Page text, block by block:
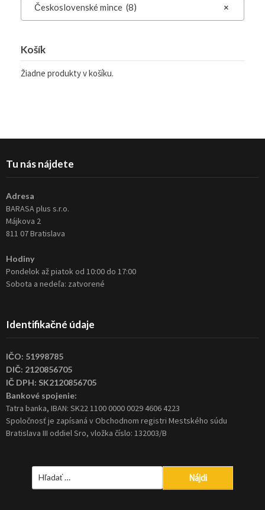
×
Československé mince (8)
Košík
Žiadne produkty v košíku.
Tu nás nájdete
Adresa
BARASA plus s.r.o.
Májkova 2
811 07 Bratislava
Hodiny
Pondelok až piatok od 10:00 do 17:00
Sobota a nedeľa: zatvorené
Identifikačné údaje
IČO: 51998785
DIČ: 2120856705
IČ DPH: SK2120856705
Bankové spojenie:
Tatra banka, IBAN: SK22 1100 0000 0029 4606 4223
Spoločnosť je zapísaná v Obchodnom registri Mestského súdu
Bratislava III oddiel Sro, vložka číslo: 132003/B